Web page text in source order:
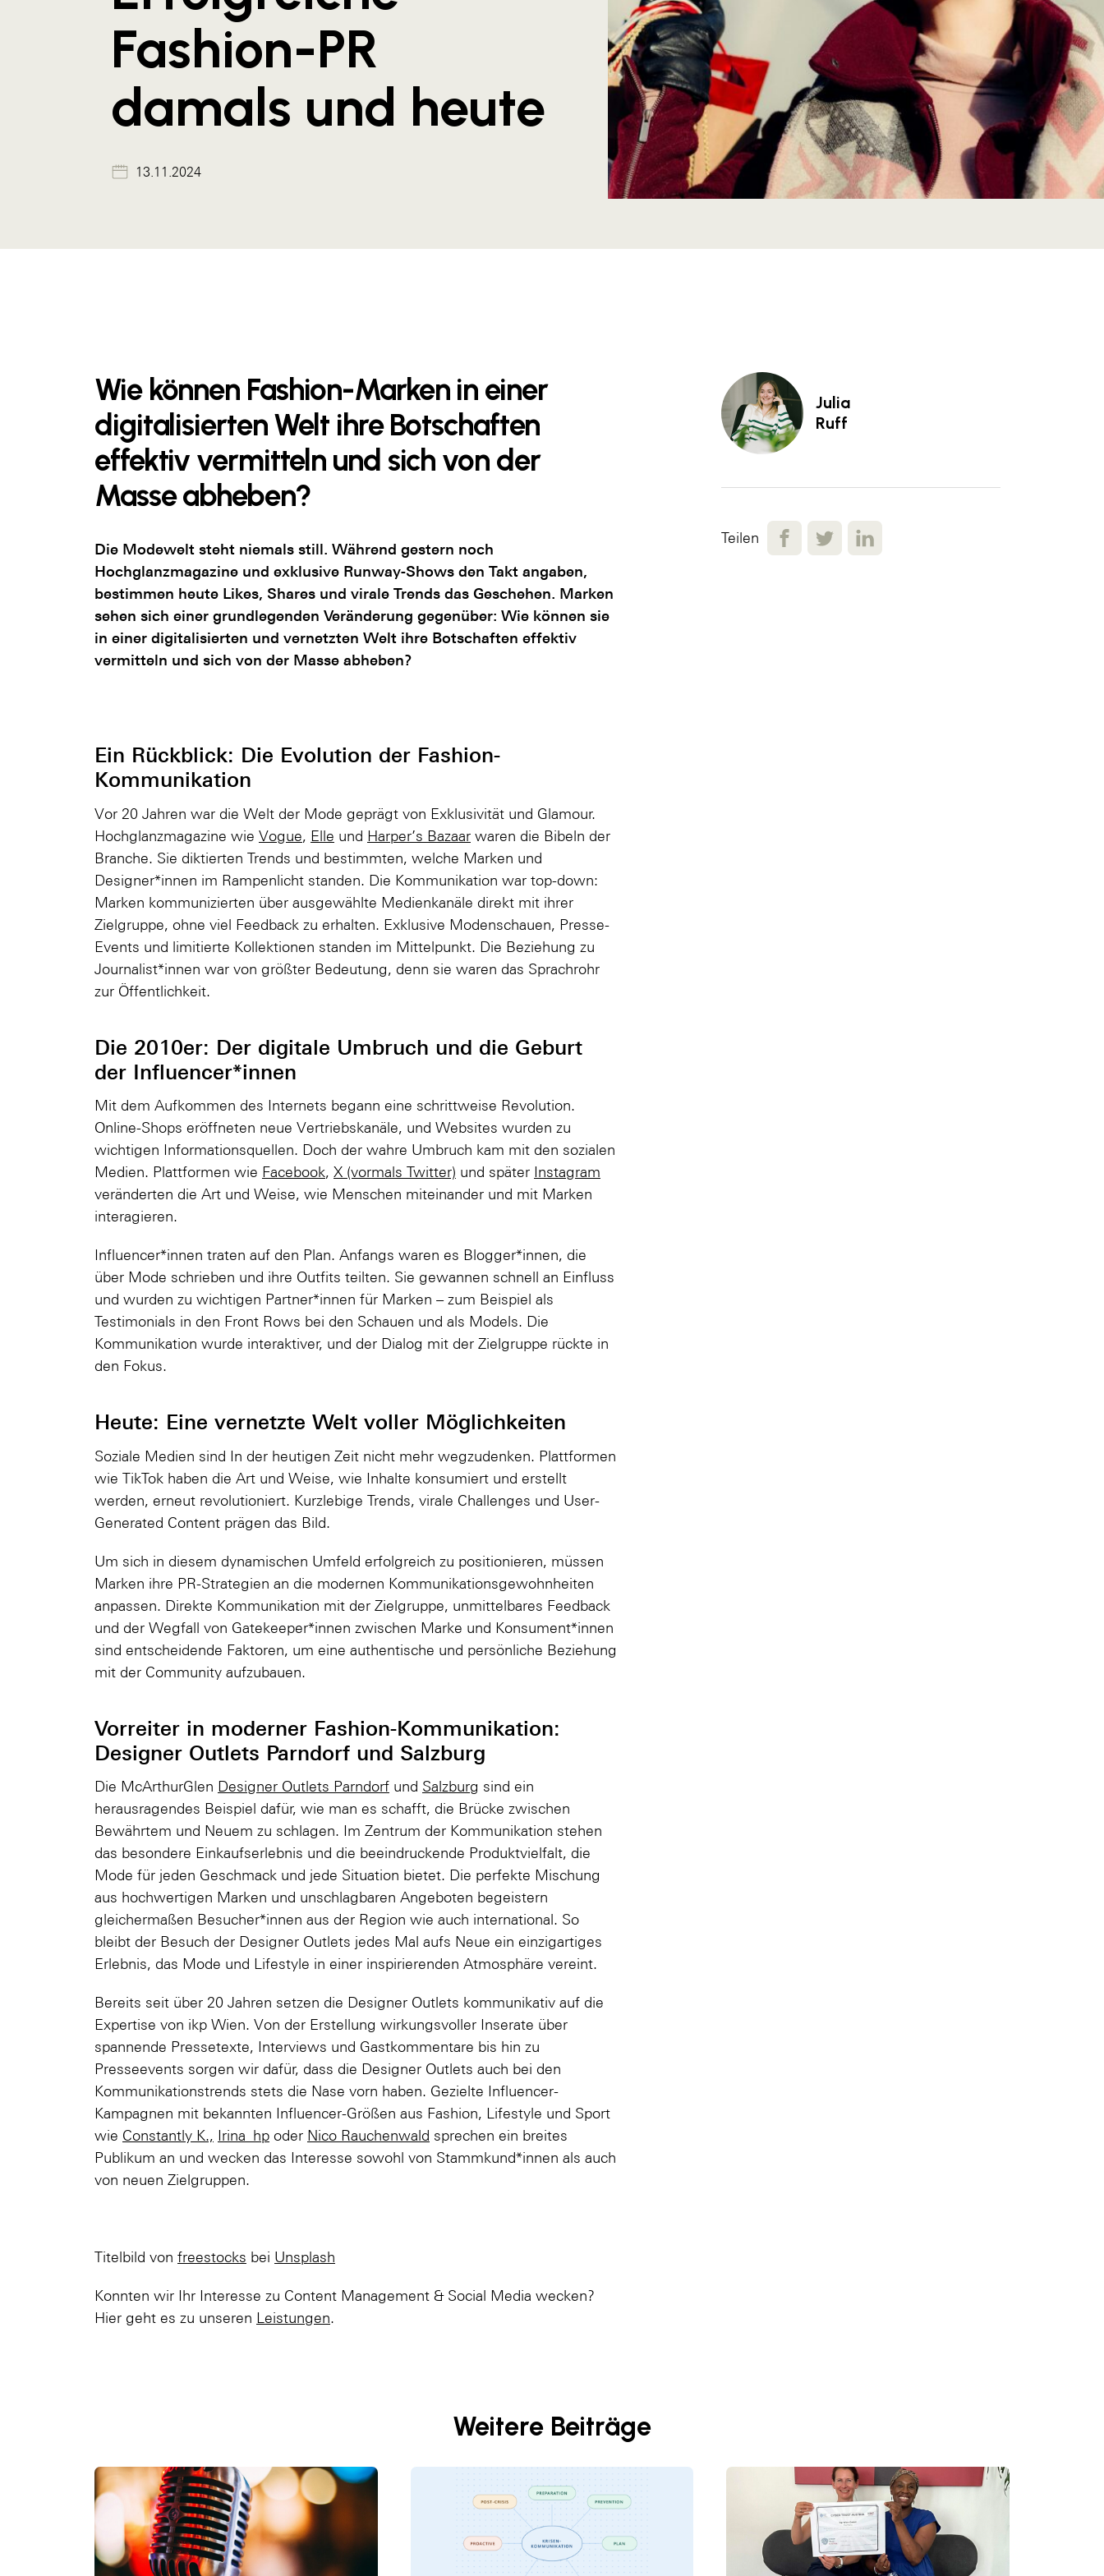
Fashion-PR
damals und heute
13.11.2024
Wie können Fashion-Marken in einer
digitalisierten Welt ihre Botschaften
effektiv vermitteln und sich von der
Masse abheben?
Die Modewelt steht niemals still. Während gestern noch
Hochglanzmagazine und exklusive Runway-Shows den Takt angaben,
bestimmen heute Likes, Shares und virale Trends das Geschehen. Marken
sehen sich einer grundlegenden Veränderung gegenüber: Wie können sie
in einer digitalisierten und vernetzten Welt ihre Botschaften effektiv
vermitteln und sich von der Masse abheben?
Ein Rückblick: Die Evolution der Fashion-
Kommunikation
Vor 20 Jahren war die Welt der Mode geprägt von Exklusivität und Glamour.
Hochglanzmagazine wie Vogue, Elle und Harper’s Bazaar waren die Bibeln der
Branche. Sie diktierten Trends und bestimmten, welche Marken und
Designer*innen im Rampenlicht standen. Die Kommunikation war top-down:
Marken kommunizierten über ausgewählte Medienkanäle direkt mit ihrer
Zielgruppe, ohne viel Feedback zu erhalten. Exklusive Modenschauen, Presse-
Events und limitierte Kollektionen standen im Mittelpunkt. Die Beziehung zu
Journalist*innen war von größter Bedeutung, denn sie waren das Sprachrohr
zur Öffentlichkeit.
Die 2010er: Der digitale Umbruch und die Geburt
der Influencer*innen
Mit dem Aufkommen des Internets begann eine schrittweise Revolution.
Online-Shops eröffneten neue Vertriebskanäle, und Websites wurden zu
wichtigen Informationsquellen. Doch der wahre Umbruch kam mit den sozialen
Medien. Plattformen wie Facebook, X (vormals Twitter) und später Instagram
veränderten die Art und Weise, wie Menschen miteinander und mit Marken
interagieren.
Influencer*innen traten auf den Plan. Anfangs waren es Blogger*innen, die
über Mode schrieben und ihre Outfits teilten. Sie gewannen schnell an Einfluss
und wurden zu wichtigen Partner*innen für Marken – zum Beispiel als
Testimonials in den Front Rows bei den Schauen und als Models. Die
Kommunikation wurde interaktiver, und der Dialog mit der Zielgruppe rückte in
den Fokus.
Heute: Eine vernetzte Welt voller Möglichkeiten
Soziale Medien sind In der heutigen Zeit nicht mehr wegzudenken. Plattformen
wie TikTok haben die Art und Weise, wie Inhalte konsumiert und erstellt
werden, erneut revolutioniert. Kurzlebige Trends, virale Challenges und User-
Generated Content prägen das Bild.
Um sich in diesem dynamischen Umfeld erfolgreich zu positionieren, müssen
Marken ihre PR-Strategien an die modernen Kommunikationsgewohnheiten
anpassen. Direkte Kommunikation mit der Zielgruppe, unmittelbares Feedback
und der Wegfall von Gatekeeper*innen zwischen Marke und Konsument*innen
sind entscheidende Faktoren, um eine authentische und persönliche Beziehung
mit der Community aufzubauen.
Vorreiter in moderner Fashion-Kommunikation:
Designer Outlets Parndorf und Salzburg
Die McArthurGlen Designer Outlets Parndorf und Salzburg sind ein
herausragendes Beispiel dafür, wie man es schafft, die Brücke zwischen
Bewährtem und Neuem zu schlagen. Im Zentrum der Kommunikation stehen
das besondere Einkaufserlebnis und die beeindruckende Produktvielfalt, die
Mode für jeden Geschmack und jede Situation bietet. Die perfekte Mischung
aus hochwertigen Marken und unschlagbaren Angeboten begeistern
gleichermaßen Besucher*innen aus der Region wie auch international. So
bleibt der Besuch der Designer Outlets jedes Mal aufs Neue ein einzigartiges
Erlebnis, das Mode und Lifestyle in einer inspirierenden Atmosphäre vereint.
Bereits seit über 20 Jahren setzen die Designer Outlets kommunikativ auf die
Expertise von ikp Wien. Von der Erstellung wirkungsvoller Inserate über
spannende Pressetexte, Interviews und Gastkommentare bis hin zu
Presseevents sorgen wir dafür, dass die Designer Outlets auch bei den
Kommunikationstrends stets die Nase vorn haben. Gezielte Influencer-
Kampagnen mit bekannten Influencer-Größen aus Fashion, Lifestyle und Sport
wie Constantly K., Irina_hp oder Nico Rauchenwald sprechen ein breites
Publikum an und wecken das Interesse sowohl von Stammkund*innen als auch
von neuen Zielgruppen.
Titelbild von freestocks bei Unsplash
Konnten wir Ihr Interesse zu Content Management & Social Media wecken?
Hier geht es zu unseren Leistungen.
Julia
Ruff
Teilen
Weitere Beiträge